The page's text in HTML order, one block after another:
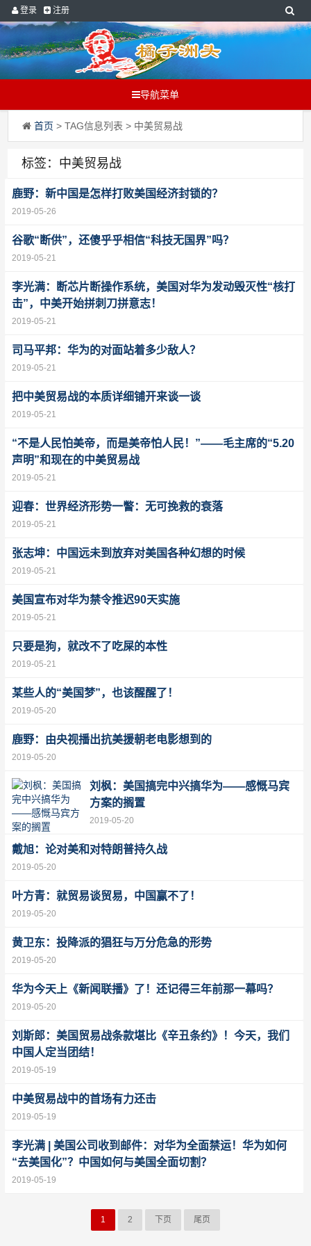
登录 注册
导航菜单
首页 > TAG信息列表 > 中美贸易战
标签：中美贸易战
鹿野：新中国是怎样打败美国经济封锁的？
2019-05-26
谷歌“断供”，还傻乎乎相信“科技无国界”吗？
2019-05-21
李光满：断芯片断操作系统，美国对华为发动毁灭性“核打
击”，中美开始拼刺刀拼意志！
2019-05-21
司马平邦：华为的对面站着多少敌人？
2019-05-21
把中美贸易战的本质详细铺开来谈一谈
2019-05-21
“不是人民怕美帝，而是美帝怕人民！”——毛主席的“5.20
声明”和现在的中美贸易战
2019-05-21
迎春：世界经济形势一瞥：无可挽救的衰落
2019-05-21
张志坤：中国远未到放弃对美国各种幻想的时候
2019-05-21
美国宣布对华为禁令推迟90天实施
2019-05-21
只要是狗，就改不了吃屎的本性
2019-05-21
某些人的“美国梦”，也该醒醒了！
2019-05-20
鹿野：由央视播出抗美援朝老电影想到的
2019-05-20
刘枫：美国搞完中兴搞华为——感慨马宾
方案的搁置
2019-05-20
戴旭：论对美和对特朗普持久战
2019-05-20
叶方青：就贸易谈贸易，中国赢不了！
2019-05-20
黄卫东：投降派的猖狂与万分危急的形势
2019-05-20
华为今天上《新闻联播》了！还记得三年前那一幕吗？
2019-05-20
刘斯郎：美国贸易战条款堪比《辛丑条约》！今天，我们
中国人定当团结！
2019-05-19
中美贸易战中的首场有力还击
2019-05-19
李光满 | 美国公司收到邮件：对华为全面禁运！华为如何
“去美国化”？中国如何与美国全面切割？
2019-05-19
1 2 下页 尾页